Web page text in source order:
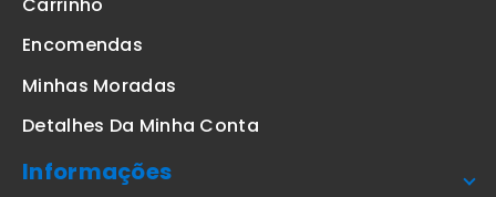
Carrinho
Encomendas
Minhas Moradas
Detalhes Da Minha Conta
Informações